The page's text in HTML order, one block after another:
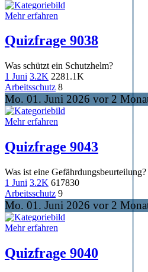
Mehr erfahren
Quizfrage 9038
Was schützt ein Schutzhelm?
1 Juni 3.2K 2281.1K
Arbeitsschutz 8
Mo. 01. Juni 2026 vor 2
Mehr erfahren
Quizfrage 9043
Was ist eine Gefährdungsbeurteilung?
1 Juni 3.2K 617830
Arbeitsschutz 9
Mo. 01. Juni 2026 vor 2
Mehr erfahren
Quizfrage 9040